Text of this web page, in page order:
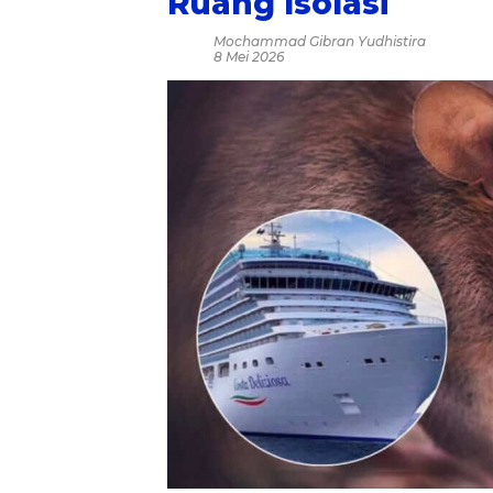
Mochammad Gibran Yudhistira
8 Mei 2026